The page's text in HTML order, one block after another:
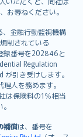
お尋ねください。
、金融行動監視機構
制されている
録番号を202846と
Regulation
引き受けします。
人を務めます。
は保険料の1％相当
補償は、番号を